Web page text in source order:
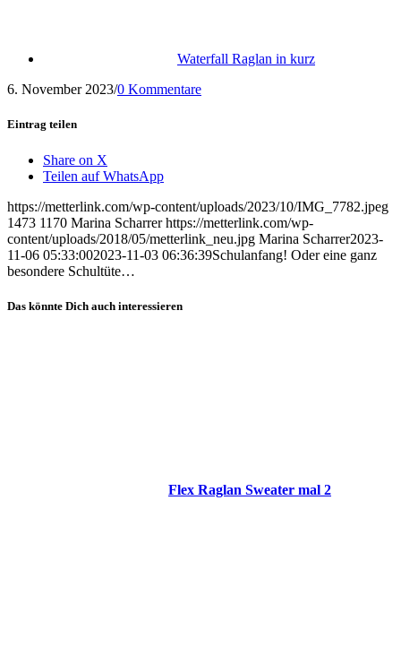
Waterfall Raglan in kurz
6. November 2023/0 Kommentare
Eintrag teilen
Share on X
Teilen auf WhatsApp
https://metterlink.com/wp-content/uploads/2023/10/IMG_7782.jpeg
1473 1170 Marina Scharrer https://metterlink.com/wp-
content/uploads/2018/05/metterlink_neu.jpg Marina Scharrer2023-
11-06 05:33:002023-11-03 06:36:39Schulanfang! Oder eine ganz
besondere Schultüte…
Das könnte Dich auch interessieren
Flex Raglan Sweater mal 2